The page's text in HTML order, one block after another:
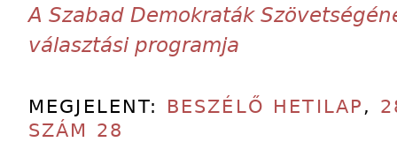
A Szabad Demokraták
választási programja
MEGJELENT: BESZÉLŐ HETILAP ,
SZÁM 28